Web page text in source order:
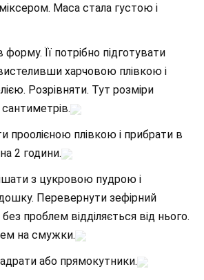
Маса стала густою і
Її потрібно підготувати
харчовою плівкою і
Розрівняти. Тут розміри
проолієною плівкою і прибрати в
2 години.
з цукровою пудрою і
Перевернути зефірний
проблем відділяється від нього.
на смужки.
або прямокутники.